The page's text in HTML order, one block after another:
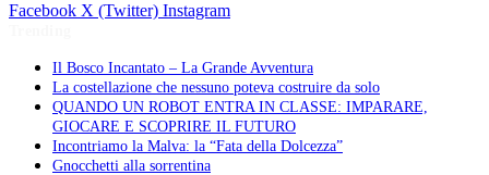
Facebook X (Twitter) Instagram
Il Bosco Incantato – La Grande Avventura
La costellazione che nessuno poteva costruire da solo
QUANDO UN ROBOT ENTRA IN CLASSE: IMPARARE,
GIOCARE E SCOPRIRE IL FUTURO
Incontriamo la Malva: la “Fata della Dolcezza”
Gnocchetti alla sorrentina